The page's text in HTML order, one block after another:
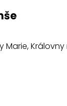
Marie, Královny